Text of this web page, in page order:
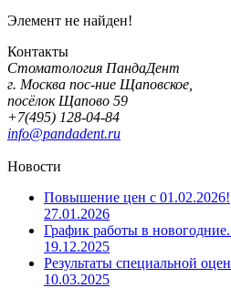
Элемент не найден!
Контакты
Стоматология ПандаДент
г. Москва пос-ние Щаповское,
посёлок Щапово 59
+7(495) 128-04-84
info@pandadent.ru
Новости
Повышение цен с 01.02.2026!
27.01.2026
График работы в
19.12.2025
Результаты специальной
10.03.2025